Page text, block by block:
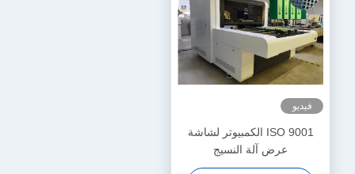
فيديو
ISO 9001 الكمبيوتر لشاشة
عرض آلة النسيج